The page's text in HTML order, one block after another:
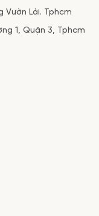
Vườn Lài. Tphcm
1, Quận 3, Tphcm